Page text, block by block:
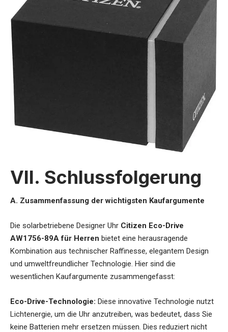
VII. Schlussfolgerung
A. Zusammenfassung der wichtigsten Kaufargumente
Die solarbetriebene Designer Uhr Citizen Eco-Drive
AW1756-89A für Herren bietet eine herausragende
Kombination aus technischer Raffinesse, elegantem Design
und umweltfreundlicher Technologie. Hier sind die
wesentlichen Kaufargumente zusammengefasst:
Eco-Drive-Technologie: Diese innovative Technologie nutzt
Lichtenergie, um die Uhr anzutreiben, was bedeutet, dass Sie
keine Batterien mehr ersetzen müssen. Dies reduziert nicht